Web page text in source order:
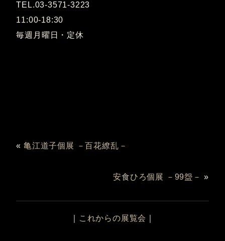
TEL.03-3571-3223
11:00-18:30
毎週月曜日・定休
«亀江道子個展 －百花繚乱－
安食ひろ個展 －99盌－ »
これからの展覧会